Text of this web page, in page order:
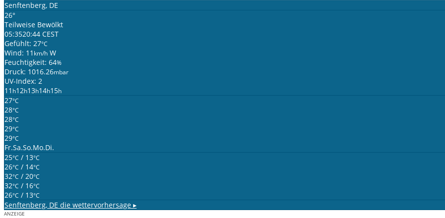
Senftenberg, DE
26°
Teilweise Bewölkt
05:3520:44 CEST
Gefühlt: 27°C
Wind: 11 km/h W
Feuchtigkeit: 64%
Druck: 1016.26mbar
UV-Index: 2
11 h12h13h14h15h
27°C
28°C
28°C
29°C
29°C
Fr.Sa.So.Mo.Di.
25°C / 13°C
26°C / 14°C
32°C / 20°C
32°C / 16°C
26°C / 13°C
Senftenberg, DE die wettervorhersage ▸
ANZEIGE